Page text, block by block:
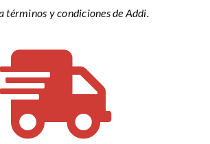
términos y condiciones de Addi.